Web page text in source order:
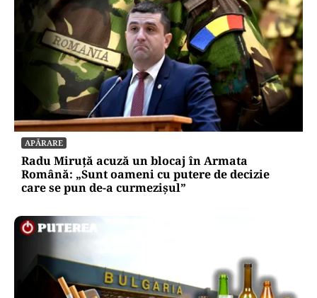
APĂRARE
Radu Miruță acuză un blocaj în Armata
Română: „Sunt oameni cu putere de decizie
care se pun de-a curmezișul”